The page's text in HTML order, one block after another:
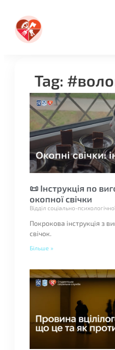
Tag:
📜 Інструкція по
окопної свічки
Відділ соціально-
Покрокова інструкція з
свічок.
Більше »